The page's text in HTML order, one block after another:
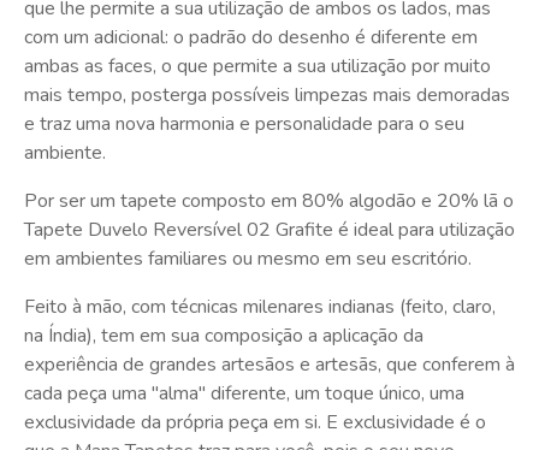
que lhe permite a sua utilização de ambos os lados, mas
com um adicional: o padrão do desenho é diferente em
ambas as faces, o que permite a sua utilização por muito
mais tempo, posterga possíveis limpezas mais demoradas
e traz uma nova harmonia e personalidade para o seu
ambiente.
Por ser um tapete composto em 80% algodão e 20% lã o
Tapete Duvelo Reversível 02 Grafite é ideal para utilização
em ambientes familiares ou mesmo em seu escritório.
Feito à mão, com técnicas milenares indianas (feito, claro,
na Índia), tem em sua composição a aplicação da
experiência de grandes artesãos e artesãs, que conferem à
cada peça uma "alma" diferente, um toque único, uma
exclusividade da própria peça em si. E exclusividade é o